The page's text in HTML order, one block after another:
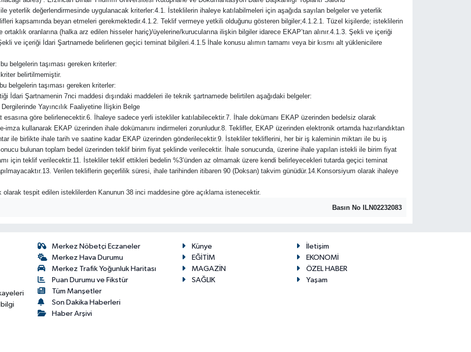
yeterlik değerlendirmesinde uygulanacak kriterler:4.1. İsteklilerin ihaleye katılabilmeleri için aşağıda sayılan belgeler ve yeterlik
kapsamında beyan etmeleri gerekmektedir.4.1.2. Teklif vermeye yetkili olduğunu gösteren bilgiler;4.1.2.1. Tüzel kişilerde; isteklilerin
oranlarına (halka arz edilen hisseler hariç)/üyelerine/kurucularına ilişkin bilgiler idarece EKAP’tan alınır.4.1.3. Şekli ve içeriği
ve içeriği İdari Şartnamede belirlenen geçici teminat bilgileri.4.1.5 İhale konusu alımın tamamı veya bir kısmı alt yüklenicilere
belgelerin taşıması gereken kriterler:
belirtilmemiştir.
belgelerin taşıması gereken kriterler:
İdari Şartnamenin 7nci maddesi dışındaki maddeleri ile teknik şartnamede belirtilen aşağıdaki belgeler:
Yayıncılık Faaliyetine İlişkin Belge
göre belirlenecektir.6. İhaleye sadece yerli istekliler katılabilecektir.7. İhale dokümanı EKAP üzerinden bedelsiz olarak
kullanarak EKAP üzerinden ihale dokümanını indirmeleri zorunludur.8. Teklifler, EKAP üzerinden elektronik ortamda hazırlandıktan
ile birlikte ihale tarih ve saatine kadar EKAP üzerinden gönderilecektir.9. İstekliler tekliflerini, her bir iş kaleminin miktarı ile bu iş
bulunan toplam bedel üzerinden teklif birim fiyat şeklinde verilecektir. İhale sonucunda, üzerine ihale yapılan istekli ile birim fiyat
için teklif verilecektir.11. İstekliler teklif ettikleri bedelin %3’ünden az olmamak üzere kendi belirleyecekleri tutarda geçici teminat
Verilen tekliflerin geçerlilik süresi, ihale tarihinden itibaren 90 (Doksan) takvim günüdür.14.Konsorsiyum olarak ihaleye
olarak tespit edilen isteklilerden Kanunun 38 inci maddesine göre açıklama istenecektir.
Basın No ILN02232083
Merkez Nöbetçi Eczaneler
Merkez Hava Durumu
Merkez Trafik Yoğunluk Haritası
Puan Durumu ve Fikstür
Tüm Manşetler
Son Dakika Haberleri
Haber Arşivi
Künye
İletişim
EĞİTİM
EKONOMİ
MAGAZİN
ÖZEL HABER
SAĞLIK
Yaşam